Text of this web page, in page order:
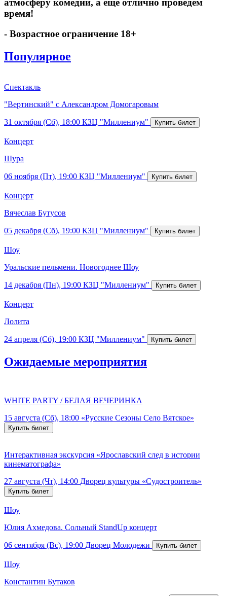
время!
- Возрастное ограничение 18+
Популярное
Спектакль
"Вертинский" с Александром Домогаровым
31 октября (Сб), 18:00 КЗЦ "Миллениум"
Концерт
Шура
06 ноября (Пт), 19:00 КЗЦ "Миллениум"
Концерт
Вячеслав Бутусов
05 декабря (Сб), 19:00 КЗЦ "Миллениум"
Шоу
Уральские пельмени. Новогоднее Шоу
14 декабря (Пн), 19:00 КЗЦ "Миллениум"
Концерт
Лолита
24 апреля (Сб), 19:00 КЗЦ "Миллениум"
Ожидаемые мероприятия
WHITE PARTY / БЕЛАЯ ВЕЧЕРИНКА
15 августа (Сб), 18:00 «Русские Сезоны Село Вятское»
Интерактивная экскурсия «Ярославский след в истории
кинематографа»
27 августа (Чт), 14:00 Дворец культуры «Судостроитель»
Шоу
Юлия Ахмедова. Сольный StandUp концерт
06 сентября (Вс), 19:00 Дворец Молодежи
Шоу
Константин Бутаков